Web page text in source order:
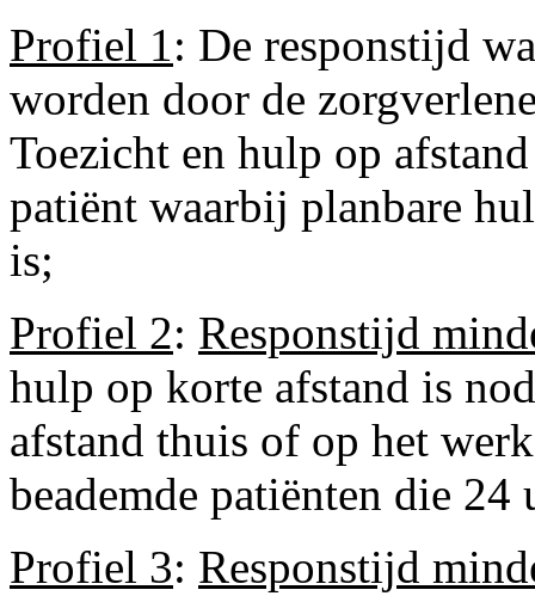
Profiel 1: De responstijd
worden door de
Toezicht en hulp op
patiënt waarbij planbare
is;
Profiel 2: Responstijd
hulp op korte afstand is
afstand thuis of op het
beademde patiënten die
Profiel 3: Responstijd